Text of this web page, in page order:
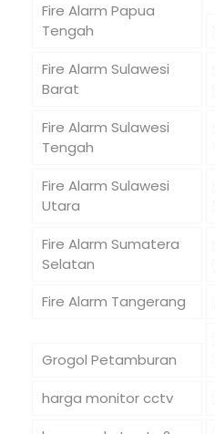
Fire Alarm Papua
Tengah
Fire Alarm Sulawesi
Barat
Fire Alarm Sulawesi
Tengah
Fire Alarm Sulawesi
Utara
Fire Alarm Sumatera
Selatan
Fire Alarm Tangerang
Grogol Petamburan
harga monitor cctv